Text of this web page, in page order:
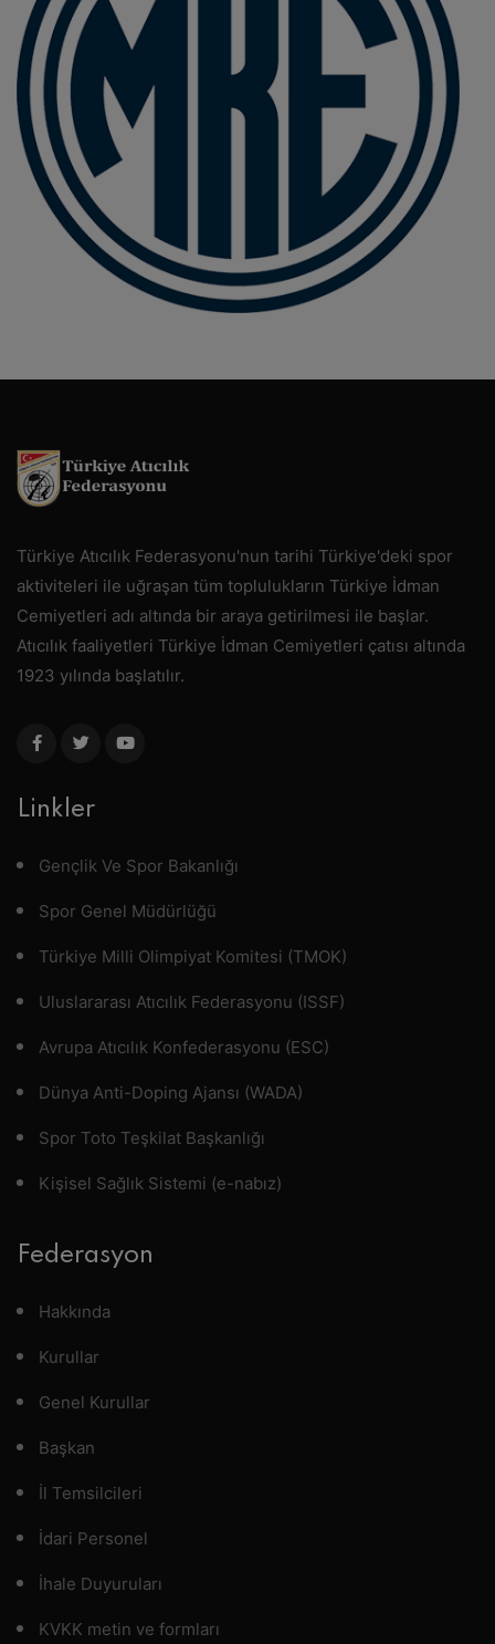
Türkiye Atıcılık Federasyonu'nun tarihi Türkiye'deki spor
aktiviteleri ile uğraşan tüm toplulukların Türkiye İdman
Cemiyetleri adı altında bir araya getirilmesi ile başlar.
Atıcılık faaliyetleri Türkiye İdman Cemiyetleri çatısı altında
1923 yılında başlatılır.
Linkler
Gençlik Ve Spor Bakanlığı
Spor Genel Müdürlüğü
Türkiye Milli Olimpiyat Komitesi (TMOK)
Uluslararası Atıcılık Federasyonu (ISSF)
Avrupa Atıcılık Konfederasyonu (ESC)
Dünya Anti-Doping Ajansı (WADA)
Spor Toto Teşkilat Başkanlığı
Kişisel Sağlık Sistemi (e-nabız)
Federasyon
Hakkında
Kurullar
Genel Kurullar
Başkan
İl Temsilcileri
İdari Personel
İhale Duyuruları
KVKK metin ve formları